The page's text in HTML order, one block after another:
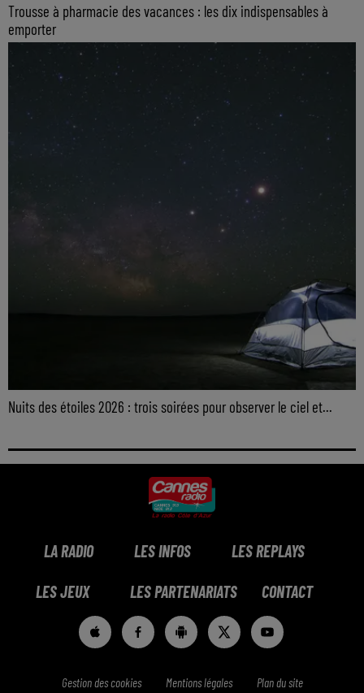
Trousse à pharmacie des vacances : les dix indispensables à
emporter
Nuits des étoiles 2026 : trois soirées pour observer le ciel et...
LA RADIO LES INFOS LES REPLAYS
LES JEUX LES PARTENARIATS CONTACT
Gestion des cookies Mentions légales Plan du site